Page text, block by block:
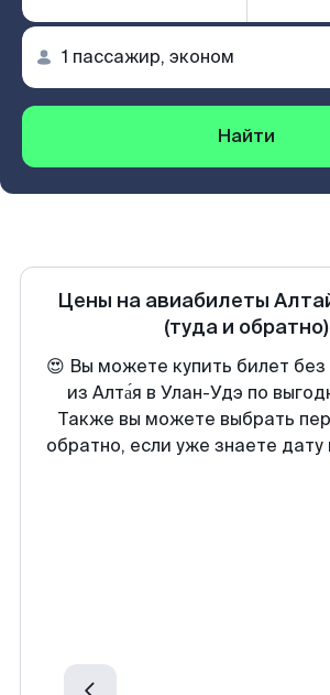
Найти
Цены на авиабилеты
(туда и обратно)
😍 Вы можете купить билет
из Алта́я в Улан-Удэ по
Также вы можете выбрать
обратно, если уже знаете